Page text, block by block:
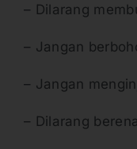
– Dilarang
– Jangan
– Jangan
– Dilarang